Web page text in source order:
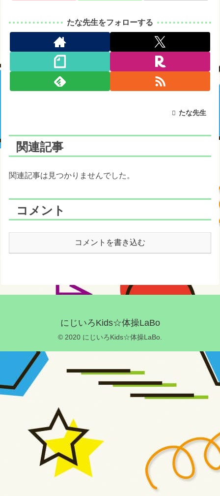
たな先生をフォローする
たな先生
関連記事
関連記事は見つかりませんでした。
コメント
コメントを書き込む
にじいろKids☆体操LaBo
© 2020 にじいろKids☆体操LaBo.